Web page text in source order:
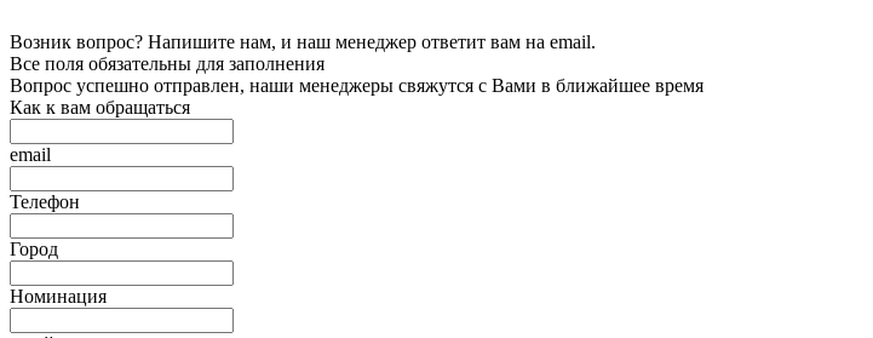
Возник вопрос? Напишите нам, и наш менеджер ответит вам на email.
Все поля обязательны для заполнения
Вопрос успешно отправлен, наши менеджеры свяжутся с Вами в ближайшее время
Как к вам обращаться
email
Телефон
Город
Номинация